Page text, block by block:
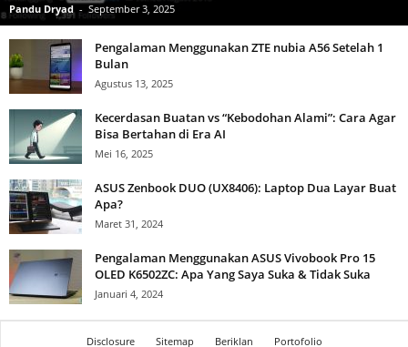
Pandu Dryad - September 3, 2025
Pengalaman Menggunakan ZTE nubia A56 Setelah 1
Bulan
Agustus 13, 2025
Kecerdasan Buatan vs “Kebodohan Alami”: Cara Agar
Bisa Bertahan di Era AI
Mei 16, 2025
ASUS Zenbook DUO (UX8406): Laptop Dua Layar Buat
Apa?
Maret 31, 2024
Pengalaman Menggunakan ASUS Vivobook Pro 15
OLED K6502ZC: Apa Yang Saya Suka & Tidak Suka
Januari 4, 2024
Disclosure Sitemap Beriklan Portofolio